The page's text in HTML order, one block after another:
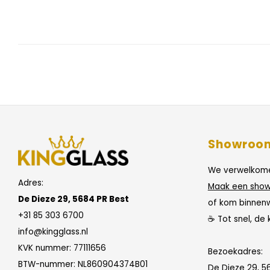
Adres:
De Dieze 29, 5684 PR Best
+31 85 303 6700
info@kingglass.nl
KVK nummer: 77111656
BTW-nummer: NL860904374B01
We
Maak een
of kom
☕ Tot snel,
Bezoekadres:
De Dieze 29,